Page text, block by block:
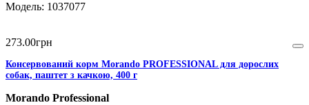
1037077
273.00грн
Консервований корм Morando PROFESSIONAL для дорослих
собак, паштет з качкою, 400 г
Morando Professional